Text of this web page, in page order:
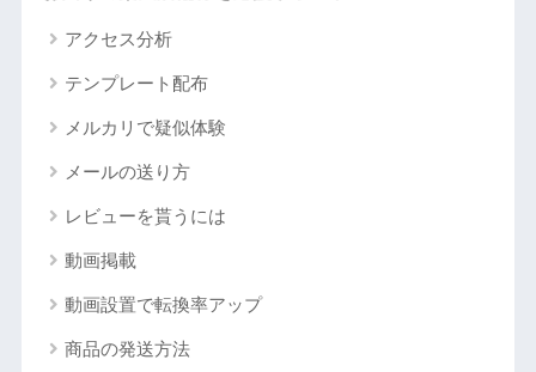
アクセス分析
テンプレート配布
メルカリで疑似体験
メールの送り方
レビューを貰うには
動画掲載
動画設置で転換率アップ
商品の発送方法